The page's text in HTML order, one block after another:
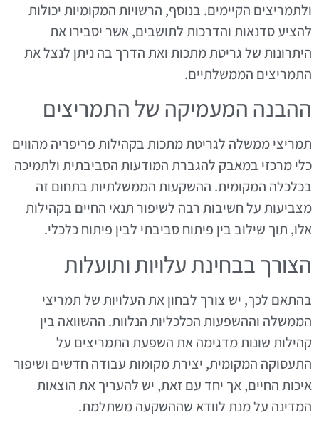
ולתמריצים הקיימים. בנוסף, הרשויות המקומיות יכולות
להציע סדנאות והדרכות לתושבים, אשר יסבירו את
היתרונות של גריטת מתכות ואת הדרך בה ניתן לנצל את
התמריצים הממשלתיים.
ההבנה המעמיקה של התמריצים
תמריצי ממשלה לגריטת מתכות בקהילות פריפריה מהווים
כלי מרכזי במאבק להגברת המודעות הסביבתית ולתמיכה
בכלכלה המקומית. ההשקעות הממשלתיות בתחום זה
מצביעות על חשיבות רבה לשיפור תנאי החיים בקהילות
אלו, תוך שילוב בין פיתוח סביבתי לבין פיתוח כלכלי.
הצורך בבחינת עלויות ותועלות
בהתאם לכך, יש צורך לבחון את העלויות של תמריצי
הממשלה וההשפעות הכלכליות הנלוות. ההשוואה בין
קהילות שונות מדגימה את השפעת התמריצים על
התעסוקה המקומית, יצירת מקומות עבודה חדשים ושיפור
איכות החיים, אך יחד עם זאת, יש להעריך את הוצאות
המדינה על מנת לוודא שההשקעה משתלמת.